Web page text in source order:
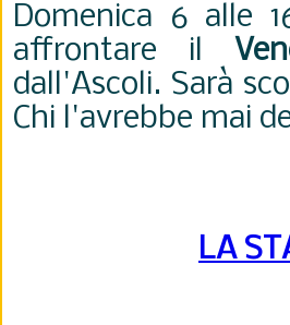
Domenica 6 alle
affrontare il
dall'Ascoli. Sarà
Chi l'avrebbe mai
LA